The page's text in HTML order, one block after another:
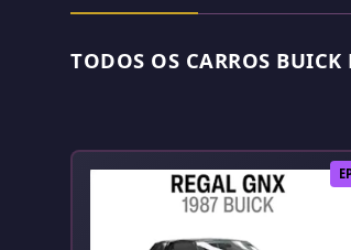
TODOS OS CARROS